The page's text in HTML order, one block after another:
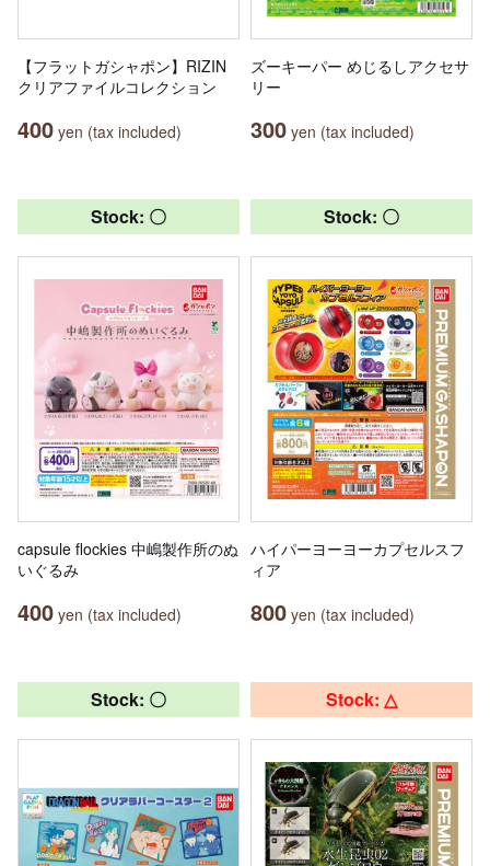
【フラットガシャポン】RIZIN
クリアファイルコレクション
400 yen (tax included)
ズーキーパー めじるしアクセサ
リー
300 yen (tax included)
Stock: 〇
capsule flockies 中嶋製作所のぬ
いぐるみ
400 yen (tax included)
Stock: 〇
ハイパーヨーヨーカプセルスフ
ィア
800 yen (tax included)
Stock: 〇 Stock: △